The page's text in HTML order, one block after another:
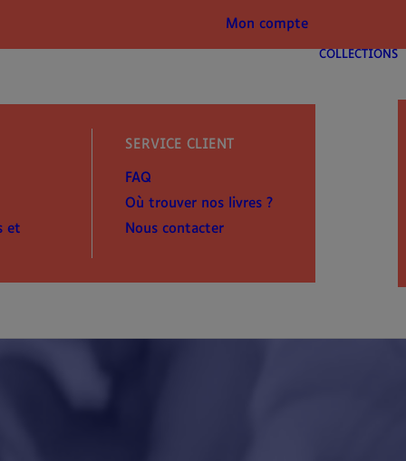
Mon compte
et
SERVICE CLIENT
FAQ
Où trouver nos livres ?
Nous contacter
COLLECTIONS